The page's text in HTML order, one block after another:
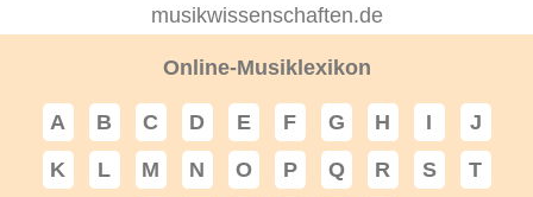
musikwissenschaften.de
Online-Musiklexikon
A B C D E F G H I
J
K
L M N O P Q R S
T